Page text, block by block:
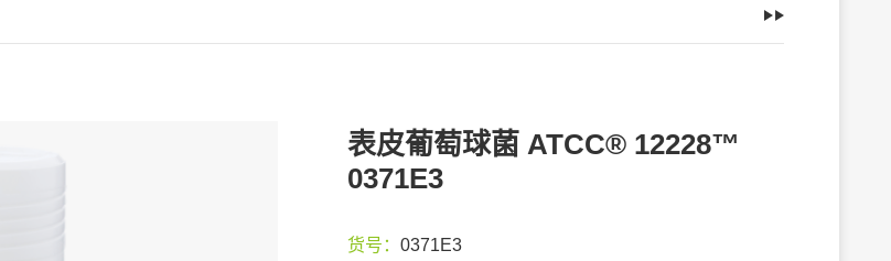
表皮葡萄球菌 ATCC® 12228™
0371E3
货号： 0371E3